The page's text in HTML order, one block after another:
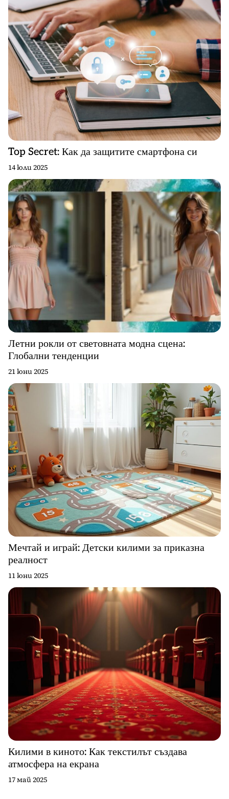
Top Secret: Как да защитите смартфона си
14 юли 2025
Летни рокли от световната модна сцена:
Глобални тенденции
21 юни 2025
Мечтай и играй: Детски килими за приказна
реалност
11 юни 2025
Килими в киното: Как текстилът създава
атмосфера на екрана
17 май 2025